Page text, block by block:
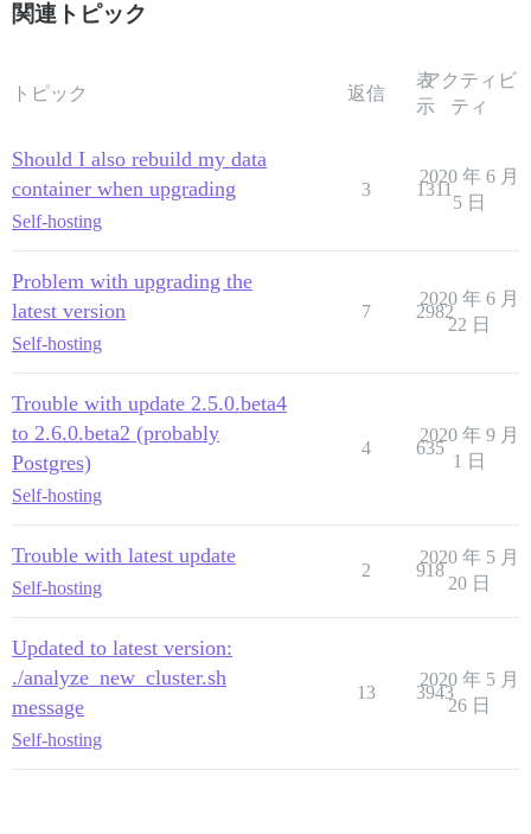
関連トピック
トピック 返信
表
示
アクティビ
ティ
Should I also rebuild my data
container when upgrading
Self-hosting
3 1311
2020 年 6 月
5 日
Problem with upgrading the
latest version
Self-hosting
7 2982
2020 年 6 月
22 日
Trouble with update 2.5.0.beta4
to 2.6.0.beta2 (probably
Postgres)
Self-hosting
4 635
2020 年 9 月
1 日
Trouble with latest update
Self-hosting
2 918
2020 年 5 月
20 日
Updated to latest version:
./analyze_new_cluster.sh
message
Self-hosting
13 3943
2020 年 5 月
26 日